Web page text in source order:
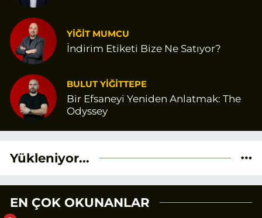
YİĞİT MUMCU
İndirim Etiketi Bize Ne Satıyor?
BULUT YİĞİTTEPE
Bir Efsaneyi Yeniden Anlatmak: The
Odyssey
Yükleniyor...
EN ÇOK OKUNANLAR